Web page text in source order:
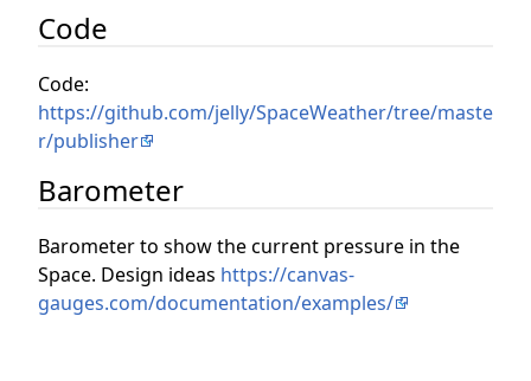
Code
Code:
https://github.com/jelly/SpaceWeather/tree/maste
r/publisher
Barometer
Barometer to show the current pressure in the
Space. Design ideas https://canvas-
gauges.com/documentation/examples/